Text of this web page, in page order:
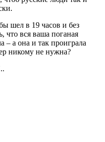
шел в 19 часов и без
что вся ваша поганая
– а она и так проиграла
никому не нужна?